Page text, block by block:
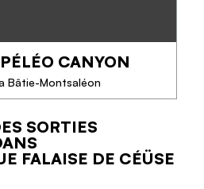
PLUS
CANYON
Bâtie-Montsaléon
CANYON
SORTIES
FALAISE DE CÉÜSE